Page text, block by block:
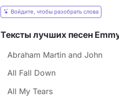
Войдите, чтобы разобрать слова
Тексты лучших песен
Abraham Martin and John
All Fall Down
All My Tears